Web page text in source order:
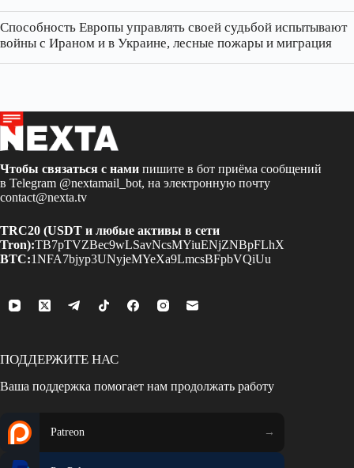
Способность Европы управлять своей судьбой испытывают
войны с Ираном и в Украине, лесные пожары и миграция
Чтобы связаться с нами пишите в бот приёма сообщений
в Telegram @nextamail_bot, на электронную почту
contact@nexta.tv
TRC20 (USDT и любые активы в сети
Tron):TB7pTVZBec9wLSavNcsMYiuENjZNBpFLhX
BTC:1NFA7bjyp3UNyjeMYeXa9LmcsBFpbVQiUu
ПОДДЕРЖИТЕ НАС
Ваша поддержка помогает нам продолжать работу
Patreon